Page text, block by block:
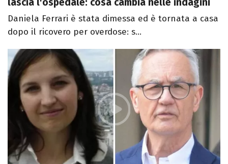
lascia l'ospedale: cosa cambia nelle indagini
Daniela Ferrari è stata dimessa ed è tornata a casa
dopo il ricovero per overdose: s...